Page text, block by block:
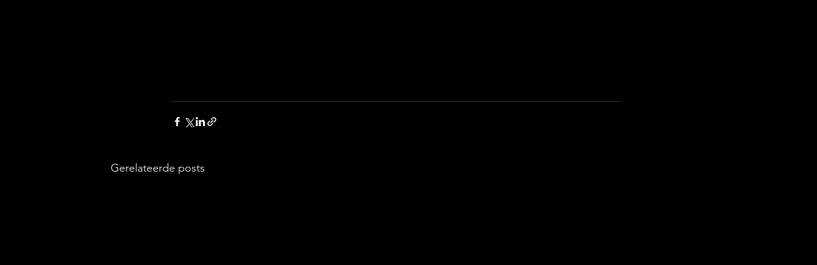
Gerelateerde posts